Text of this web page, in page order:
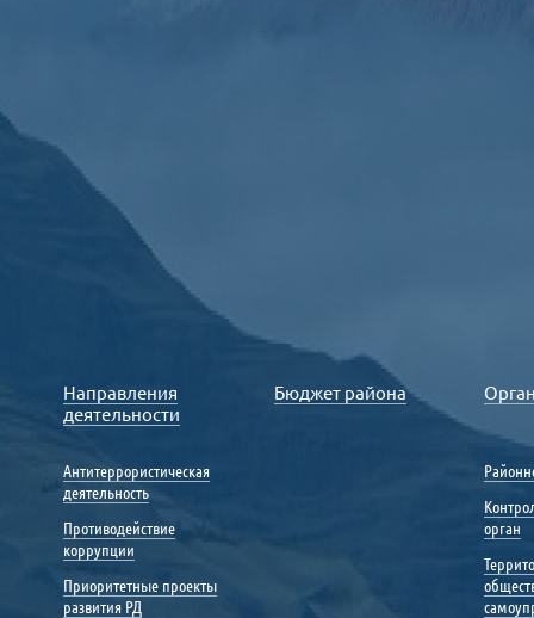
Направления
деятельности
Антитеррористическая
деятельность
Противодействие
коррупции
Приоритетные проекты
развития РД
Бюджет района
орган